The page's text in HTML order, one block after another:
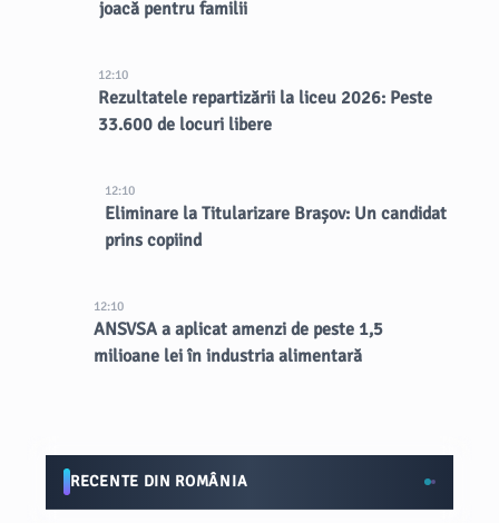
joacă pentru familii
12:10
Rezultatele repartizării la liceu 2026: Peste
33.600 de locuri libere
12:10
Eliminare la Titularizare Brașov: Un candidat
prins copiind
12:10
ANSVSA a aplicat amenzi de peste 1,5
milioane lei în industria alimentară
RECENTE DIN ROMÂNIA